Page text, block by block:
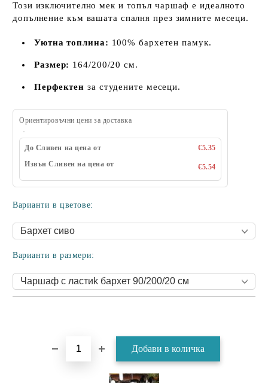
Този изключително мек и топъл чаршаф е идеалното
допълнение към вашата спалня през зимните месеци.
Уютна топлина: 100% бархетен памук.
Размер: 164/200/20 см.
Перфектен за студените месеци.
Ориентировъчни цени за доставка
До Сливен на цена от
€5.35
Извън Сливен на цена от
€5.54
Варианти в цветове:
Варианти в размери: